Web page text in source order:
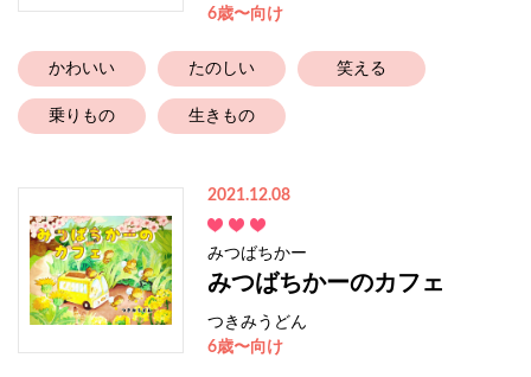
6歳〜向け
かわいい たのしい 笑える
乗りもの 生きもの
2021.12.08
みつばちかー
みつばちかーのカフェ
つきみうどん
6歳〜向け